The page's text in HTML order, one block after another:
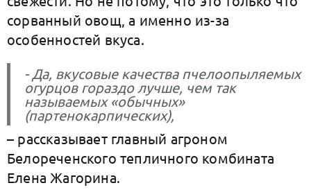
сорванный овощ, а именно из-за
особенностей вкуса.
- Да, вкусовые качества пчелоопыляемых
огурцов гораздо лучше, чем так
называемых «обычных»
(партенокарпических),
– рассказывает главный агроном
Белореченского тепличного комбината
Елена Жагорина.